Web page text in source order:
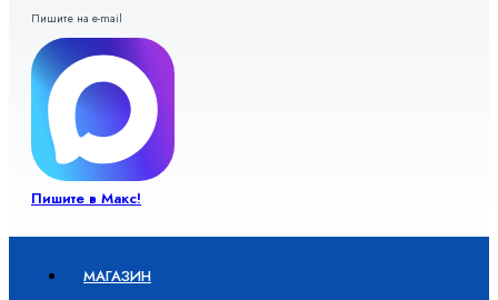
Пишите на e-mail
Пишите в Макс!
МАГАЗИН